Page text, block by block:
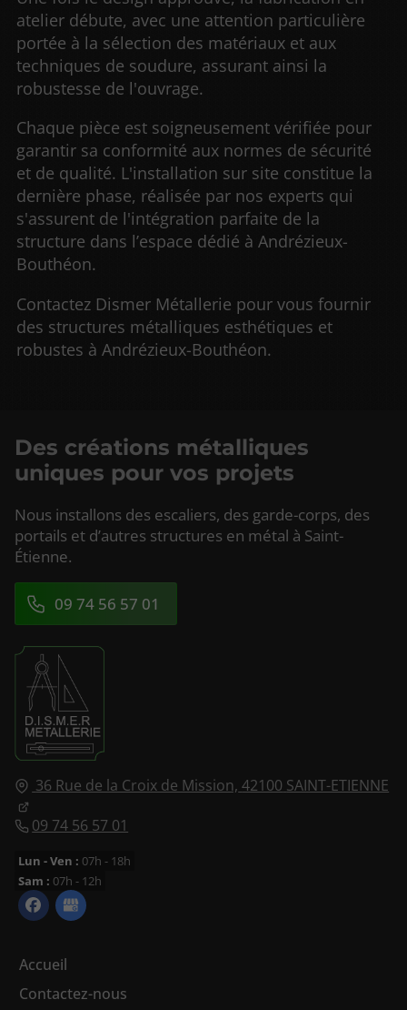
atelier débute, avec une attention particulière
portée à la sélection des matériaux et aux
techniques de soudure, assurant ainsi la
robustesse de l'ouvrage.
Chaque pièce est soigneusement vérifiée pour
garantir sa conformité aux normes de sécurité
et de qualité. L'installation sur site constitue la
dernière phase, réalisée par nos experts qui
s'assurent de l'intégration parfaite de la
structure dans l’espace dédié à Andrézieux-
Bouthéon.
Contactez Dismer Métallerie pour vous fournir
des structures métalliques esthétiques et
robustes à Andrézieux-Bouthéon.
36 Rue de la Croix de Mission, 42100 SAINT-ETIENNE
09 74 56 57 01
Lun - Ven : 07h - 18h
Sam : 07h - 12h
Accueil
Contactez-nous
Des créations métalliques
uniques pour vos projets
Nous installons des escaliers, des garde-corps, des
portails et d’autres structures en métal à Saint-
Étienne.
09 74 56 57 01